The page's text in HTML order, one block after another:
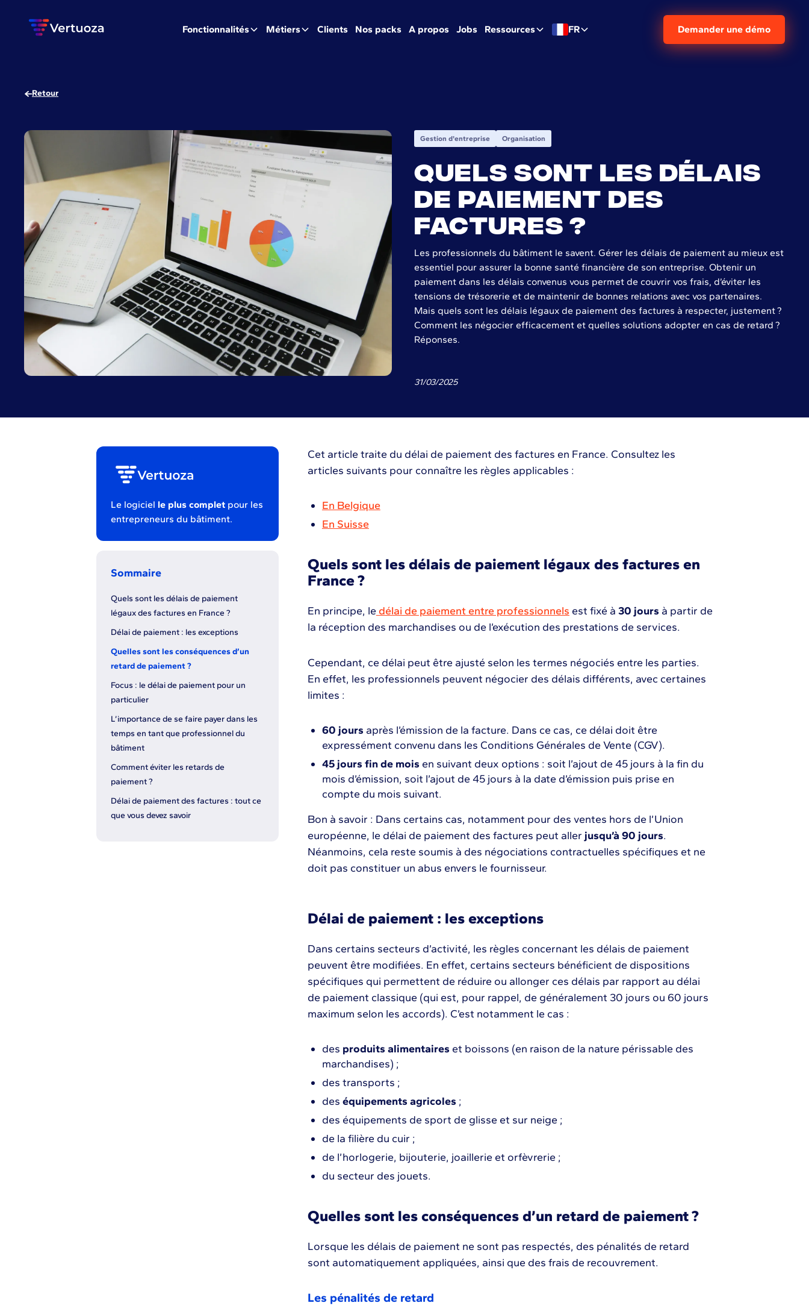
Fonctionnalités Métiers Clients Nos packs A propos Jobs Ressources FR Demander une démo
Retour
Gestion d'entreprise Organisation
Quels sont les délais
de paiement des
factures ?
Les professionnels du bâtiment le savent. Gérer les délais de paiement au mieux est
essentiel pour assurer la bonne santé financière de son entreprise. Obtenir un
paiement dans les délais convenus vous permet de couvrir vos frais, d’éviter les
tensions de trésorerie et de maintenir de bonnes relations avec vos partenaires.
Mais quels sont les délais légaux de paiement des factures à respecter, justement ?
Comment les négocier efficacement et quelles solutions adopter en cas de retard ?
Réponses.
31/03/2025
Le logiciel le plus complet pour les
entrepreneurs du bâtiment.
Sommaire
Quels sont les délais de paiement
légaux des factures en France ?
Délai de paiement : les exceptions
Quelles sont les conséquences d’un
retard de paiement ?
Focus : le délai de paiement pour un
particulier
L’importance de se faire payer dans les
temps en tant que professionnel du
bâtiment
Comment éviter les retards de
paiement ?
Délai de paiement des factures : tout ce
que vous devez savoir
Cet article traite du délai de paiement des factures en France. Consultez les
articles suivants pour connaître les règles applicables :
En Belgique
En Suisse
Quels sont les délais de paiement légaux des factures en
France ?
En principe, le délai de paiement entre professionnels est fixé à 30 jours à partir de
la réception des marchandises ou de l’exécution des prestations de services.
Cependant, ce délai peut être ajusté selon les termes négociés entre les parties.
En effet, les professionnels peuvent négocier des délais différents, avec certaines
limites :
60 jours après l’émission de la facture. Dans ce cas, ce délai doit être
expressément convenu dans les Conditions Générales de Vente (CGV).
45 jours fin de mois en suivant deux options : soit l’ajout de 45 jours à la fin du
mois d’émission, soit l’ajout de 45 jours à la date d’émission puis prise en
compte du mois suivant.
Bon à savoir : Dans certains cas, notamment pour des ventes hors de l’Union
européenne, le délai de paiement des factures peut aller jusqu’à 90 jours.
Néanmoins, cela reste soumis à des négociations contractuelles spécifiques et ne
doit pas constituer un abus envers le fournisseur.
Délai de paiement : les exceptions
Dans certains secteurs d’activité, les règles concernant les délais de paiement
peuvent être modifiées. En effet, certains secteurs bénéficient de dispositions
spécifiques qui permettent de réduire ou allonger ces délais par rapport au délai
de paiement classique (qui est, pour rappel, de généralement 30 jours ou 60 jours
maximum selon les accords). C’est notamment le cas :
des produits alimentaires et boissons (en raison de la nature périssable des
marchandises) ;
des transports ;
des équipements agricoles ;
des équipements de sport de glisse et sur neige ;
de la filière du cuir ;
de l’horlogerie, bijouterie, joaillerie et orfèvrerie ;
du secteur des jouets.
Quelles sont les conséquences d’un retard de paiement ?
Lorsque les délais de paiement ne sont pas respectés, des pénalités de retard
sont automatiquement appliquées, ainsi que des frais de recouvrement.
Les pénalités de retard